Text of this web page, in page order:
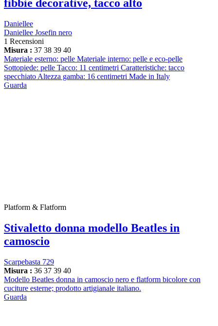
fibbie decorative, tacco alto
Daniellee
Daniellee Josefin nero
1 Recensioni
Misura : 37 38 39 40
Materiale esterno: pelle Materiale interno: pelle e eco-pelle
Sottopiede: pelle Tacco: 11 centimetri Caratteristiche: tacco
specchiato Altezza gamba: 16 centimetri Made in Italy
Guarda
Platform & Flatform
Stivaletto donna modello Beatles in
camoscio
Scarpebasta 729
Misura : 36 37 39 40
Modello Beatles donna in camoscio nero e flatform bicolore con
cuciture esterne; prodotto artigianale italiano.
Guarda